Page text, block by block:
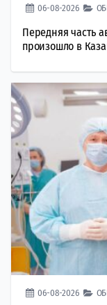
06-08-2026
Передняя часть
произошло в
06-08-2026